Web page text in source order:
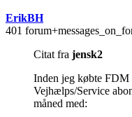
ErikBH
401
Citat fra jensk2
Inden jeg købte FDM
Vejhælps/Service
måned med: